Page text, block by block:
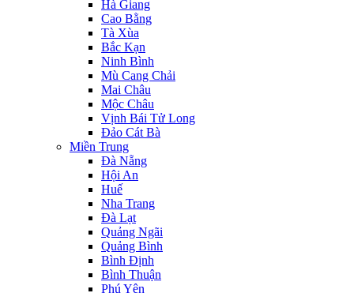
Hà Giang
Cao Bằng
Tà Xùa
Bắc Kạn
Ninh Bình
Mù Cang Chải
Mai Châu
Mộc Châu
Vịnh Bái Tử Long
Đảo Cát Bà
Miền Trung
Đà Nẵng
Hội An
Huế
Nha Trang
Đà Lạt
Quảng Ngãi
Quảng Bình
Bình Định
Bình Thuận
Phú Yên